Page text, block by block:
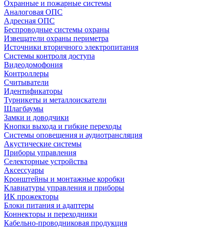
Охранные и пожарные системы
Аналоговая ОПС
Адресная ОПС
Беспроводные системы охраны
Извещатели охраны периметра
Источники вторичного электропитания
Системы контроля доступа
Видеодомофония
Контроллеры
Считыватели
Идентификаторы
Турникеты и металлоискатели
Шлагбаумы
Замки и доводчики
Кнопки выхода и гибкие переходы
Системы оповещения и аудиотрансляция
Акустические системы
Приборы управления
Селекторные устройства
Аксессуары
Кронштейны и монтажные коробки
Клавиатуры управления и приборы
ИК прожекторы
Блоки питания и адаптеры
Коннекторы и переходники
Кабельно-проводниковая продукция